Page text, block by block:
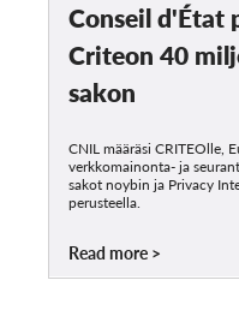
Conseil d'État
Criteon 40
sakon
CNIL määräsi CRITEOlle,
verkkomainonta- ja
sakot noybin ja Privacy
perusteella.
Read more